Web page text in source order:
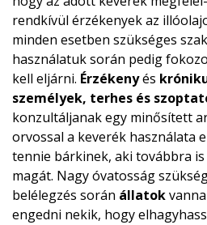
rendkívül érzékenyek az
minden esetben szükséges
használatuk során pedig
kell eljárni. Érzékenyés
személyek, terhes és
konzultáljanak egy minősített
orvossal a keverék használata
tennie bárkinek, aki továbbra
magát. Nagy óvatosság
belélegzés során állatok
engedni nekik, hogy